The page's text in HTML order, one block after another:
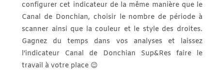
configurer cet indicateur de la même manière que le
Canal de Donchian, choisir le nombre de période à
scanner ainsi que la couleur et le style des droites.
Gagnez du temps dans vos analyses et laissez
l’indicateur Canal de Donchian Sup&Res faire le
travail à votre place 😉